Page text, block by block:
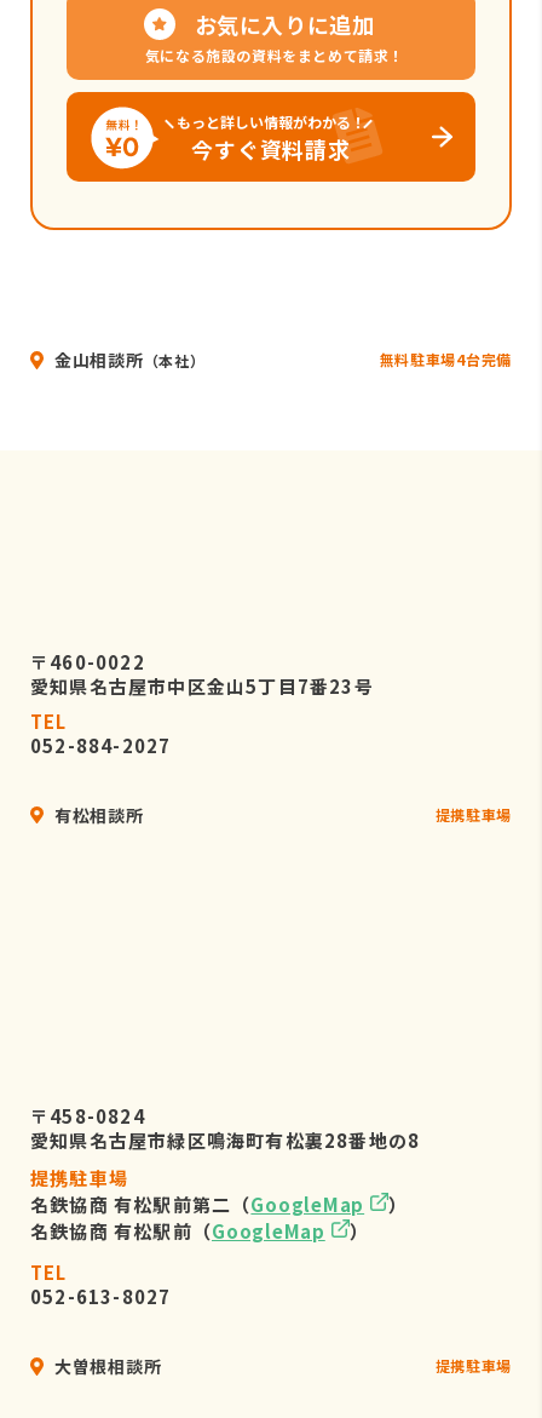
お気に入りに追加
気になる施設の資料をまとめて請求！
もっと詳しい情報がわかる！
今すぐ資料請求
金山相談所 （本社） 無料駐車場4台完備
〒460-0022
愛知県名古屋市中区金山5丁目7番23号
TEL
052-884-2027
有松相談所 提携駐車場
〒458-0824
愛知県名古屋市緑区鳴海町有松裏28番地の8
提携駐車場
名鉄協商 有松駅前第二（GoogleMap
）
名鉄協商 有松駅前（GoogleMap
）
TEL
052-613-8027
大曽根相談所 提携駐車場